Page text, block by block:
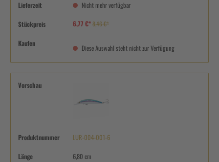
Lieferzeit Nicht mehr verfügbar
Stückpreis 6,77 €*8,46 €*
Kaufen
Diese Auswahl steht nicht zur Verfügung
Vorschau
Produktnummer LUR-004-001-6
Länge 6,80 cm